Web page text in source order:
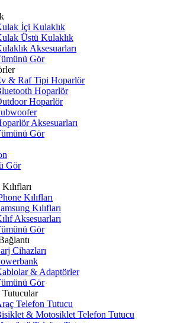
İçi Kulaklık
Üstü Kulaklık
Aksesuarları
Gör
& Raf Tipi Hoparlör
Hoparlör
Hoparlör
Aksesuarları
Gör
Gör
Kılıfları
Kılıfları
Aksesuarları
Gör
Cihazları
& Adaptörler
Gör
Tutucular
Telefon Tutucu
& Motosiklet Telefon Tutucu